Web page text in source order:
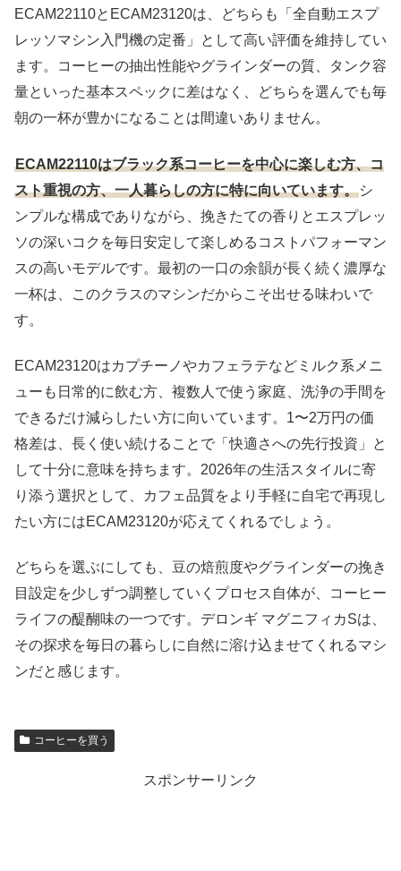
ECAM22110とECAM23120は、どちらも「全自動エスプ
レッソマシン入門機の定番」として高い評価を維持してい
ます。コーヒーの抽出性能やグラインダーの質、タンク容
量といった基本スペックに差はなく、どちらを選んでも毎
朝の一杯が豊かになることは間違いありません。
ECAM22110はブラック系コーヒーを中心に楽しむ方、コ
スト重視の方、一人暮らしの方に特に向いています。シ
ンプルな構成でありながら、挽きたての香りとエスプレッ
ソの深いコクを毎日安定して楽しめるコストパフォーマン
スの高いモデルです。最初の一口の余韻が長く続く濃厚な
一杯は、このクラスのマシンだからこそ出せる味わいで
す。
ECAM23120はカプチーノやカフェラテなどミルク系メニ
ューも日常的に飲む方、複数人で使う家庭、洗浄の手間を
できるだけ減らしたい方に向いています。1〜2万円の価
格差は、長く使い続けることで「快適さへの先行投資」と
して十分に意味を持ちます。2026年の生活スタイルに寄
り添う選択として、カフェ品質をより手軽に自宅で再現し
たい方にはECAM23120が応えてくれるでしょう。
どちらを選ぶにしても、豆の焙煎度やグラインダーの挽き
目設定を少しずつ調整していくプロセス自体が、コーヒー
ライフの醍醐味の一つです。デロンギ マグニフィカSは、
その探求を毎日の暮らしに自然に溶け込ませてくれるマシ
ンだと感じます。
コーヒーを買う
スポンサーリンク